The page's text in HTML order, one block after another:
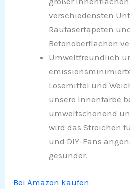
verschiedensten
Raufasertapeten
Betonoberflächen
Umweltfreundlich
Lösemittel und
unsere Innenfarbe
umweltschonend
wird das Streichen
und DIY-Fans
gesünder.
Bei Amazon kaufen